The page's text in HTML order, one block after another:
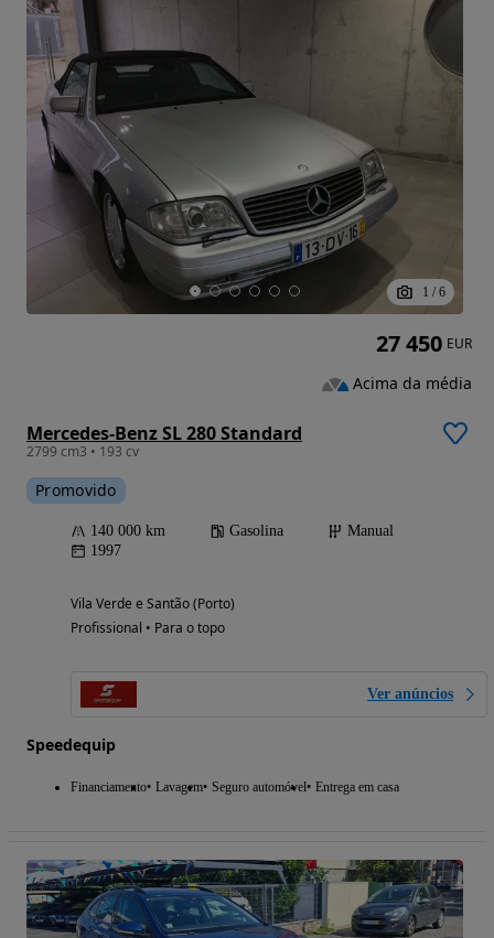
1 / 6
Mercedes-Benz SL 280 Standard
2799 cm3 • 193 cv
Promovido
140 000 km Gasolina
Manual
1997
Vila Verde e Santão (Porto)
Profissional • Para o topo
Ver anúncios
Speedequip
Financiamento Lavagem Seguro automóvel Entrega em casa
27 450 EUR
Acima da média